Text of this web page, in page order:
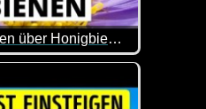
28 Steckbrief-Fakten über Honigbienen
zum Tag der Honigbiene